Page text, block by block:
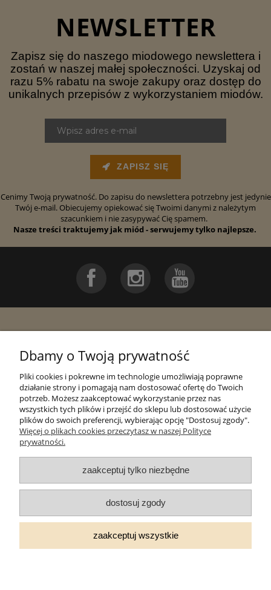
NEWSLETTER
Zapisz się do naszego miodowego newslettera i
zostań w naszej małej społeczności. Uzyskaj od
razu 5% rabatu na swoje zakupy oraz dostęp do
unikalnych przepisów z wykorzystaniem miodów.
ZAPISZ SIĘ
Cenimy Twoją prywatność. Do zapisu do newslettera potrzebny jest jedynie
Twój e-mail. Obiecujemy opiekować się Twoimi danymi z należytym
szacunkiem i nie zasypywać Cię spamem.
Nasze treści traktujemy jak miód - serwujemy tylko najlepsze.
Płatności i dostawa
Informacje
© 2025 miodydworskie.pl - Wszelkie prawa zastrzeżone
Dbamy o Twoją prywatność
Pliki cookies i pokrewne im technologie umożliwiają poprawne
działanie strony i pomagają nam dostosować ofertę do Twoich
potrzeb. Możesz zaakceptować wykorzystanie przez nas
wszystkich tych plików i przejść do sklepu lub dostosować użycie
plików do swoich preferencji, wybierając opcję "Dostosuj zgody".
Więcej o plikach cookies przeczytasz w naszej Polityce
prywatności.
zaakceptuj tylko niezbędne
dostosuj zgody
zaakceptuj wszystkie